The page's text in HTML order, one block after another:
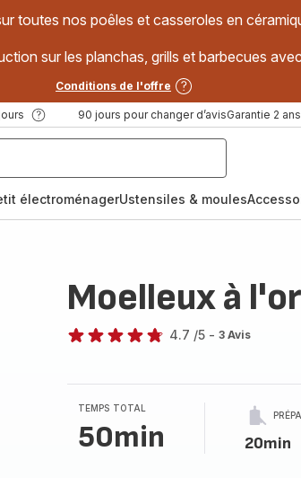
toutes nos poêles et casseroles en
sur les planchas, grills et barbecues
Conditions de l'offre
90 jours pour changer d’avisGarantie 2
électroménagerUstensiles & moules
Moelleux à
4.7 /5 - 3 Avis
TEMPS TOTAL
50min 20min